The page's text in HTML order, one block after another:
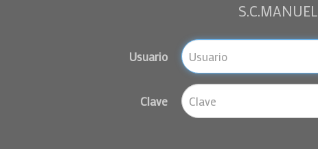
S.C.MANUEL
Usuario
Clave